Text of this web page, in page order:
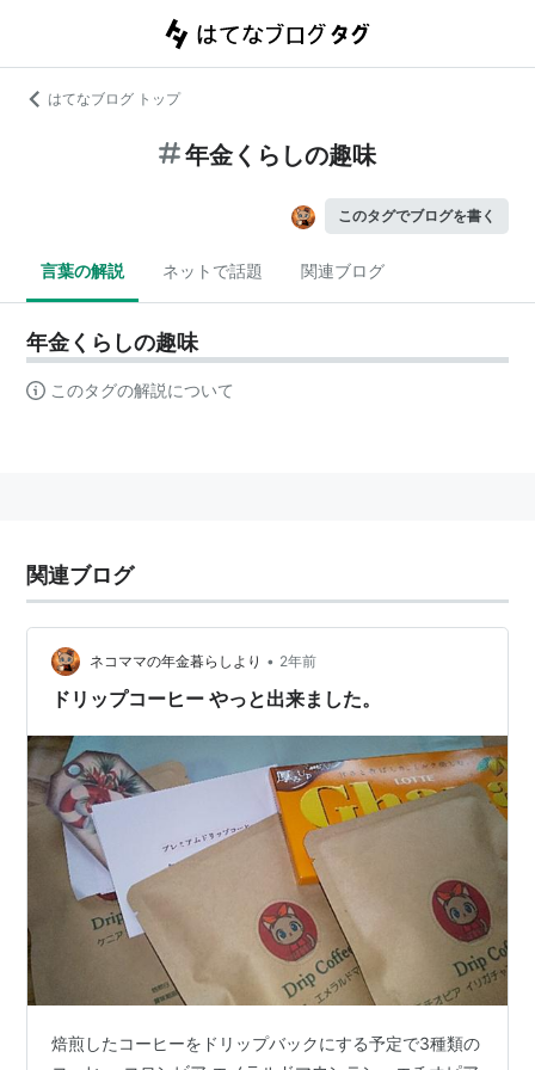
はてなブログ トップ
年金くらしの趣味
このタグでブログを書く
言葉の解説 ネットで話題 関連ブログ
年金くらしの趣味
このタグの解説について
関連ブログ
ネコママの年金暮らしより • 2年前
ドリップコーヒー やっと出来ました。
焙煎したコーヒーをドリップバックにする予定で3種類の